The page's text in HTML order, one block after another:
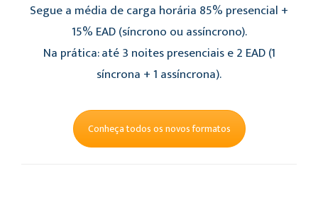
Segue a média de carga horária 85% presencial +
15% EAD (síncrono ou assíncrono).
Na prática: até 3 noites presenciais e 2 EAD (1
síncrona + 1 assíncrona).
Conheça todos os novos formatos